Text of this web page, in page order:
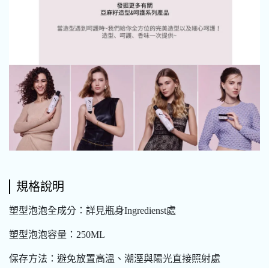
規格說明
塑型泡泡全成分：詳見瓶身Ingredienst處
塑型泡泡容量：250ML
保存方法：避免放置高溫、潮溼與陽光直接照射處